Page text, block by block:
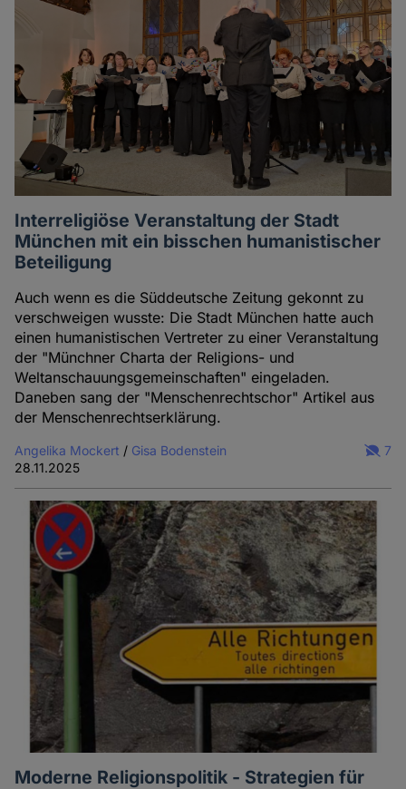
Interreligiöse Veranstaltung der Stadt
München mit ein bisschen humanistischer
Beteiligung
Auch wenn es die Süddeutsche Zeitung gekonnt zu
verschweigen wusste: Die Stadt München hatte auch
einen humanistischen Vertreter zu einer Veranstaltung
der "Münchner Charta der Religions- und
Weltanschauungsgemeinschaften" eingeladen.
Daneben sang der "Menschenrechtschor" Artikel aus
der Menschenrechtserklärung.
Angelika Mockert / Gisa Bodenstein
28.11.2025
7
Moderne Religionspolitik - Strategien für